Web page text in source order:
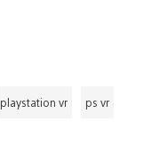
playstation vr ps vr